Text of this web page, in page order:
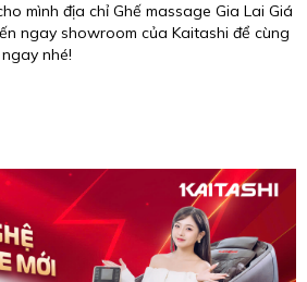
mình địa chỉ Ghế massage Gia Lai Giá
ngay showroom của Kaitashi để cùng
nhé!